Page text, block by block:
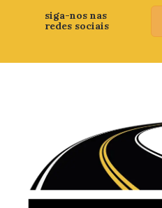
siga-nos nas
redes sociais